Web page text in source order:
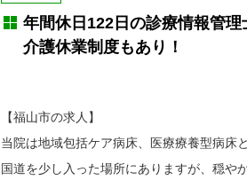
年間休日122日の診療情報管
介護休業制度もあり！
【福山市の求人】
当院は地域包括ケア病床、医療療養型病床
国道を少し入った場所にありますが、穏や